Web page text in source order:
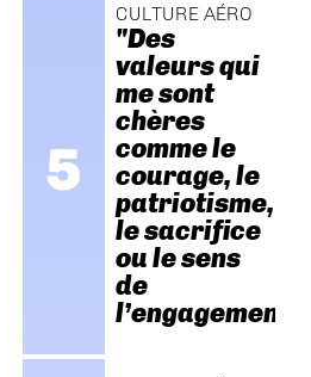
CULTURE AÉRO
"Des
valeurs qui
me sont
chères
comme le
courage, le
patriotisme,
le sacrifice
ou le sens
de
l’engagement."